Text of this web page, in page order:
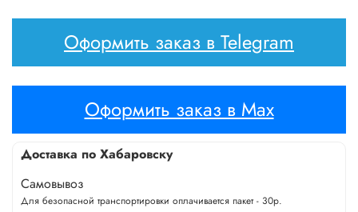
Оформить заказ в Telegram
Оформить заказ в Max
Доставка по Хабаровску
Самовывоз
Для безопасной транспортировки оплачивается пакет - 30р.